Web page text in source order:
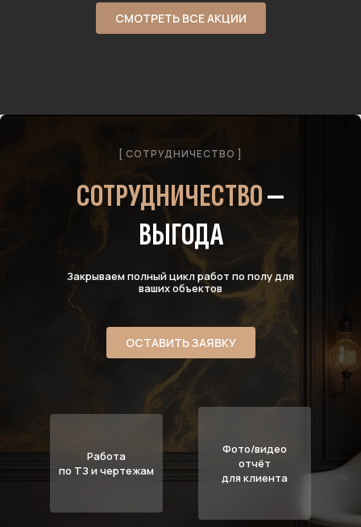
СМОТРЕТЬ ВСЕ АКЦИИ
[ СОТРУДНИЧЕСТВО ]
СОТРУДНИЧЕСТВО—
ВЫГОДА
Закрываем полный цикл работ по полу для
ваших объектов
ОСТАВИТЬ ЗАЯВКУ
Работа
по ТЗ и чертежам
Фото/видео
отчёт
для клиента